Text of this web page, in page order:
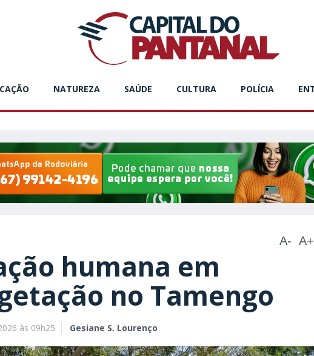
NATUREZA SAÚDE CULTURA POLÍCIA
A- A+
humana em
no Tamengo
às 09h25 Gesiane S. Lourenço